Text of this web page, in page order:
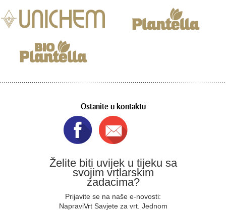
Ostanite u kontaktu
Želite biti uvijek u tijeku sa
svojim vrtlarskim
zadacima?
Prijavite se na naše e-novosti:
NapraviVrt Savjete za vrt. Jednom